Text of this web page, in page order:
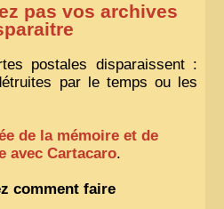
pas vos archives
postales disparaissent :
par le temps ou les
de la mémoire et de
avec Cartacaro.
comment faire